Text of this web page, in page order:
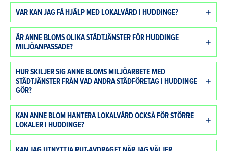
VAR KAN JAG FÅ HJÄLP MED LOKALVÅRD I HUDDINGE?
ÄR ANNE BLOMS OLIKA STÄDTJÄNSTER FÖR HUDDINGE
MILJÖANPASSADE?
HUR SKILJER SIG ANNE BLOMS MILJÖARBETE MED
STÄDTJÄNSTER FRÅN VAD ANDRA STÄDFÖRETAG I HUDDINGE
GÖR?
KAN ANNE BLOM HANTERA LOKALVÅRD OCKSÅ FÖR STÖRRE
LOKALER I HUDDINGE?